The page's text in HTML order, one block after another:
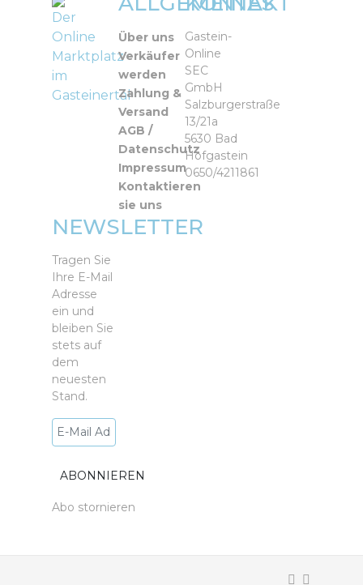
Der
Online
Marktplatz
im
Gasteinertal
Über uns
Verkäufer
werden
Zahlung &
Versand
AGB /
Datenschutz
Impressum
Kontaktieren
sie uns
Gastein-
Online
SEC
GmbH
Salzburgerstraße
13/21a
5630 Bad
Hofgastein
0650/4211861
NEWSLETTER
Tragen Sie
Ihre E-Mail
Adresse
ein und
bleiben Sie
stets auf
dem
neuesten
Stand.
Abo stornieren